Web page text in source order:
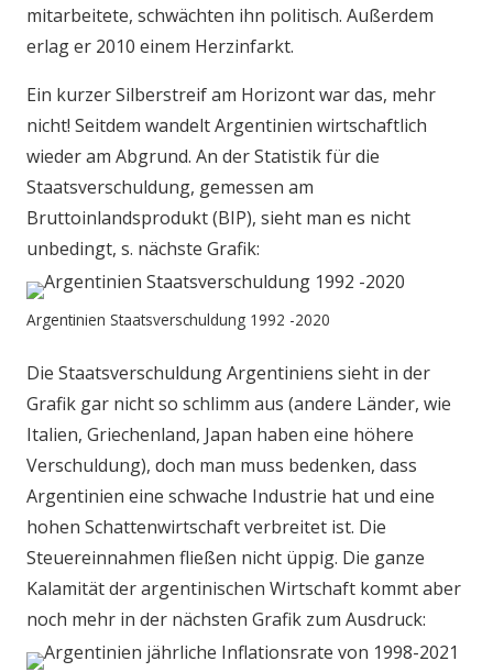
mitarbeitete, schwächten ihn politisch. Außerdem
erlag er 2010 einem Herzinfarkt.
Ein kurzer Silberstreif am Horizont war das, mehr
nicht! Seitdem wandelt Argentinien wirtschaftlich
wieder am Abgrund. An der Statistik für die
Staatsverschuldung, gemessen am
Bruttoinlandsprodukt (BIP), sieht man es nicht
unbedingt, s. nächste Grafik:
Argentinien Staatsverschuldung 1992 -2020
Die Staatsverschuldung Argentiniens sieht in der
Grafik gar nicht so schlimm aus (andere Länder, wie
Italien, Griechenland, Japan haben eine höhere
Verschuldung), doch man muss bedenken, dass
Argentinien eine schwache Industrie hat und eine
hohen Schattenwirtschaft verbreitet ist. Die
Steuereinnahmen fließen nicht üppig. Die ganze
Kalamität der argentinischen Wirtschaft kommt aber
noch mehr in der nächsten Grafik zum Ausdruck: